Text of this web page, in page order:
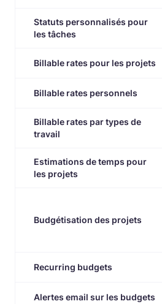
Statuts personnalisés pour
les tâches
Billable rates pour les projets
Billable rates personnels
Billable rates par types de
travail
Estimations de temps pour
les projets
Budgétisation des projets
Recurring budgets
Alertes email sur les budgets